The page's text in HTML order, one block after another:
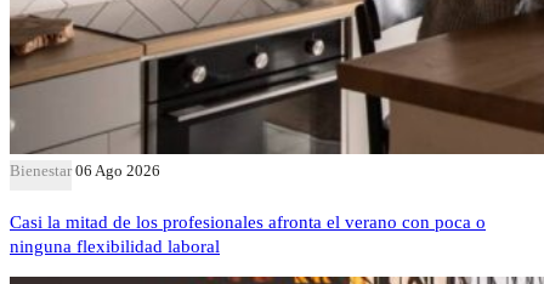
Bienestar 06 Ago 2026
Casi la mitad de los profesionales afronta el verano con poca o
ninguna flexibilidad laboral